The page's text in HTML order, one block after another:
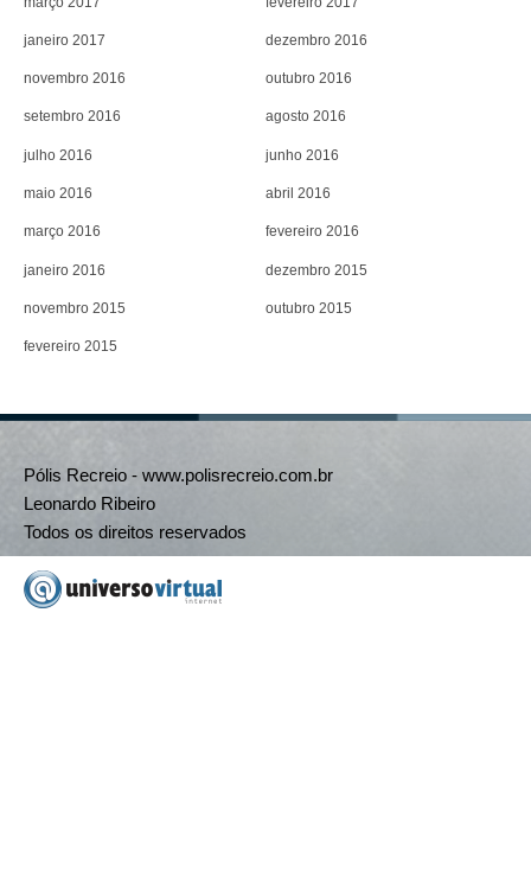
janeiro 2017 dezembro 2016
novembro 2016 outubro 2016
setembro 2016 agosto 2016
julho 2016 junho 2016
maio 2016 abril 2016
março 2016 fevereiro 2016
janeiro 2016 dezembro 2015
novembro 2015 outubro 2015
fevereiro 2015
Pólis Recreio - www.polisrecreio.com.br
Leonardo Ribeiro
Todos os direitos reservados